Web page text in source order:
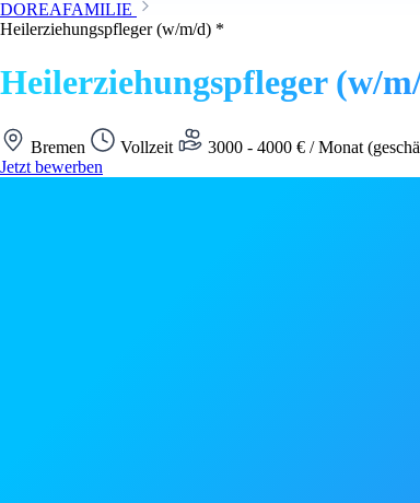
DOREAFAMILIE
Heilerziehungspfleger (w/m/d) *
Heilerziehungspfleger (w/
Bremen Vollzeit 3000 - 4000 € / Monat
Jetzt bewerben